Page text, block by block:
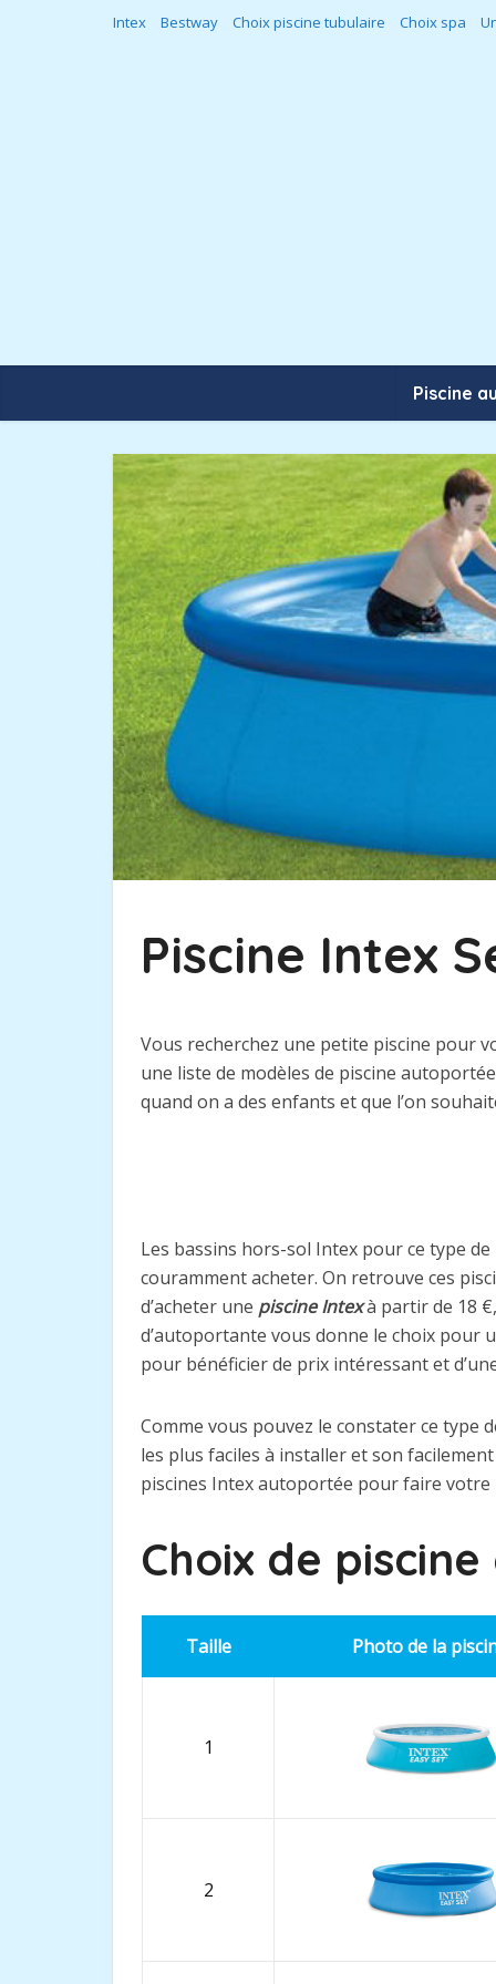
Intex Bestway Choix piscine tubulaire Choix spa
Piscine
Piscine Intex
Vous recherchez une petite piscine pour
une liste de modèles de piscine
quand on a des enfants et que l’on
Les bassins hors-sol Intex pour ce type
couramment acheter. On retrouve ces
d’acheter une piscine Intexà partir de 18
d’autoportante vous donne le choix pour
pour bénéficier de prix intéressant et
Comme vous pouvez le constater ce type
les plus faciles à installer et son
piscines Intex autoportée pour faire votre
Choix de
Taille Photo de la
1
2